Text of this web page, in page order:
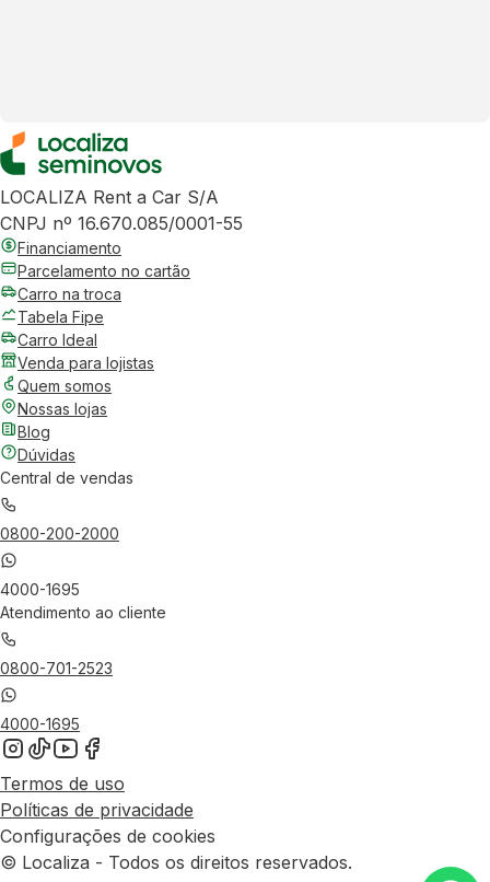
LOCALIZA Rent a Car S/A
CNPJ nº 16.670.085/0001-55
Financiamento
Parcelamento no cartão
Carro na troca
Tabela Fipe
Carro Ideal
Venda para lojistas
Quem somos
Nossas lojas
Blog
Dúvidas
Central de vendas
0800-200-2000
4000-1695
Atendimento ao cliente
0800-701-2523
4000-1695
Termos de uso
Políticas de privacidade
Configurações de cookies
© Localiza - Todos os direitos reservados.